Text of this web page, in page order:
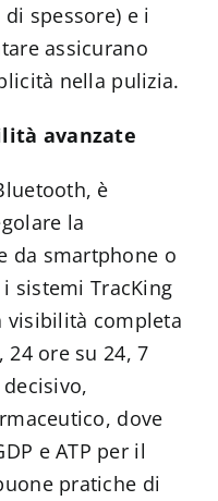
spessore) e i
assicurano
nella pulizia.
avanzate
è
la
da smartphone o
sistemi TracKing
visibilità completa
ore su 24, 7
dove
e ATP per il
pratiche di